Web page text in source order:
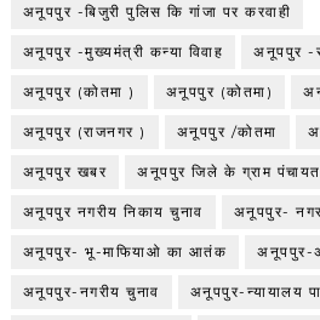
अनूपपुर -बिजुरी पुलिस कि गांजा पर करवाही
अनूपपुर -मुख्यमंत्री कन्या विवाह अनूपपुर -
अनूपपुर (कोतमा ) अनूपपुर (कोतमा)
अनूपपुर (राजनगर ) अनूपपुर /कोतमा
अनूपपुर खबर अनूपपुर जिले के ग्राम पंचायत
अनूपपुर नगरीय निकाय चुनाव अनूपपुर- नगर
अनूपपुर- भू-माफियाओ का आतंक अनूपपुर-
अनूपपुर-नगरीय चुनाव अनूपपुर-न्यायालय